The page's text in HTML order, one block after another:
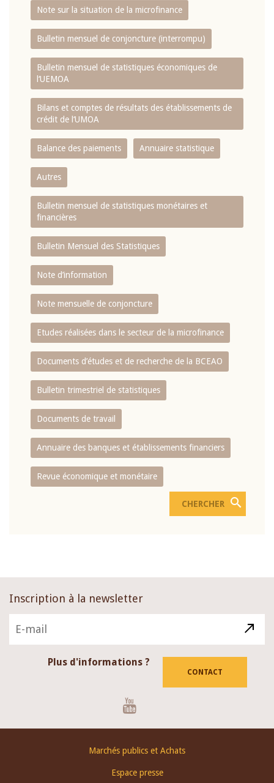
Note sur la situation de la microfinance
Bulletin mensuel de conjoncture (interrompu)
Bulletin mensuel de statistiques économiques de
l‘UEMOA
Bilans et comptes de résultats des établissements de
crédit de l‘UMOA
Balance des paiements Annuaire statistique
Autres
Bulletin mensuel de statistiques monétaires et
financières
Bulletin Mensuel des Statistiques
Note d’information
Note mensuelle de conjoncture
Etudes réalisées dans le secteur de la microfinance
Documents d’études et de recherche de la BCEAO
Bulletin trimestriel de statistiques
Documents de travail
Annuaire des banques et établissements financiers
Revue économique et monétaire
Inscription à la newsletter
Plus d'informations ?
CONTACT
Marchés publics et Achats
Espace presse